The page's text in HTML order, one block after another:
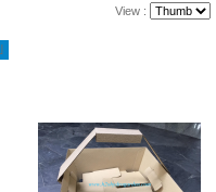
View :